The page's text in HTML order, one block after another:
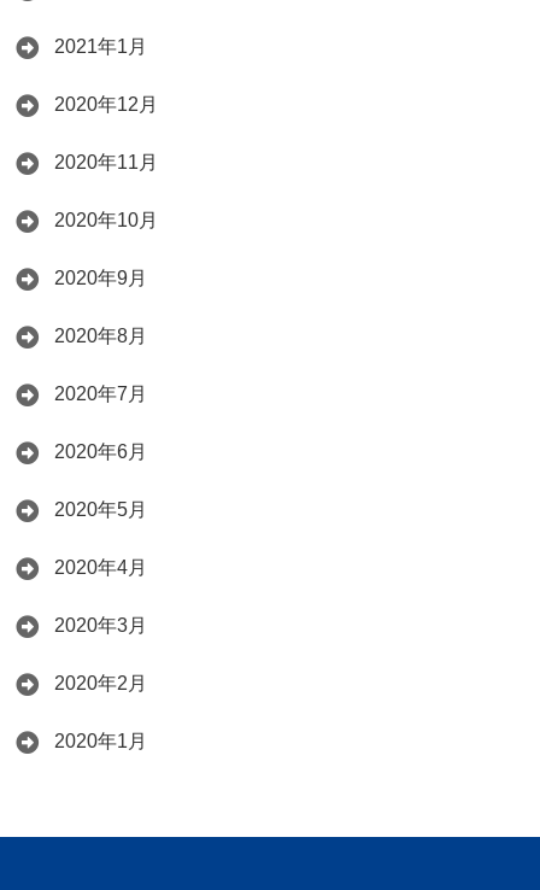
2021年1月
2020年12月
2020年11月
2020年10月
2020年9月
2020年8月
2020年7月
2020年6月
2020年5月
2020年4月
2020年3月
2020年2月
2020年1月